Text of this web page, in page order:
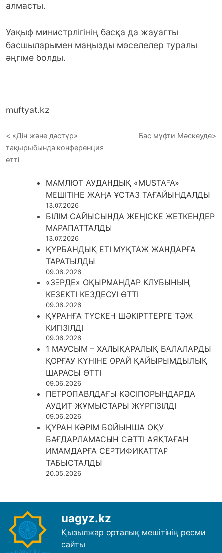
алмасты.
Уақыф министрлігінің басқа да жауапты
басшыларымен маңызды мәселелер туралы
әңгіме болды.
muftyat.kz
«Дін және дәстүр»
тақырыбында конференция
өтті
Бас мүфти Мәскеуде
МАМЛЮТ АУДАНДЫҚ «MUSTAFA»
МЕШІТІНЕ ЖАҢА ҰСТАЗ ТАҒАЙЫНДАЛДЫ
13.07.2026
БІЛІМ САЙЫСЫНДА ЖЕҢІСКЕ ЖЕТКЕНДЕР
МАРАПАТТАЛДЫ
13.07.2026
ҚҰРБАНДЫҚ ЕТІ МҰҚТАЖ ЖАНДАРҒА
ТАРАТЫЛДЫ
09.06.2026
«ЗЕРДЕ» ОҚЫРМАНДАР КЛУБЫНЫҢ
КЕЗЕКТІ КЕЗДЕСУІ ӨТТІ
09.06.2026
ҚҰРАНҒА ТҮСКЕН ШӘКІРТТЕРГЕ ТӘЖ
КИГІЗІЛДІ
09.06.2026
1 МАУСЫМ – ХАЛЫҚАРАЛЫҚ БАЛАЛАРДЫ
ҚОРҒАУ КҮНІНЕ ОРАЙ ҚАЙЫРЫМДЫЛЫҚ
ШАРАСЫ ӨТТІ
09.06.2026
ПЕТРОПАВЛДАҒЫ КӘСІПОРЫНДАРДА
АУДИТ ЖҰМЫСТАРЫ ЖҮРГІЗІЛДІ
09.06.2026
ҚҰРАН КӘРІМ БОЙЫНША ОҚУ
БАҒДАРЛАМАСЫН СӘТТІ АЯҚТАҒАН
ИМАМДАРҒА СЕРТИФИКАТТАР
ТАБЫСТАЛДЫ
20.05.2026
uagyz.kz
Қызылжар орталық мешітінің ресми
сайты